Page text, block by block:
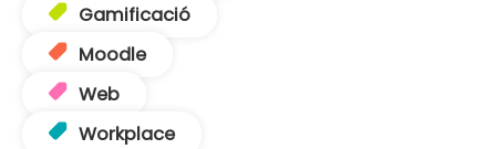
Gamificació
Moodle
Web
Workplace